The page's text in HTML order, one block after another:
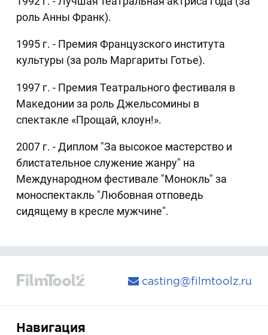
роль Анны Франк).
1995 г. - Премия Французского института
культуры (за роль Маргариты Готье).
1997 г. - Премия Театрального фестиваля в
Македонии за роль Джельсомины в
спектакле «Прощай, клоун!».
2007 г. - Диплом "За высокое мастерство и
блистательное служение жанру" на
Международном фестивале "Монокль" за
моноспектакль "Любовная отповедь
сидящему в кресле мужчине".
casting@filmtoolz.ru
Навигация